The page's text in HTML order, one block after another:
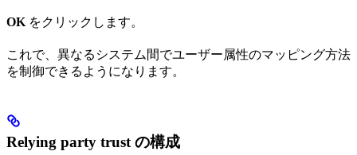
OK をクリックします。
これで、異なるシステム間でユーザー属性のマッピング方法
を制御できるようになります。
Relying party trust の構成